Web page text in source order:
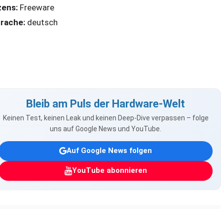
Freeware
deutsch
Bleib am Puls der Hardware-Welt
Keinen Test, keinen Leak und keinen Deep-Dive verpassen – folge
uns auf Google News und YouTube.
Auf Google News folgen
YouTube abonnieren